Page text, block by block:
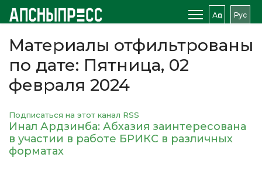
Аԥс Рус
Материалы отфильтрованы
по дате: Пятница, 02
февраля 2024
Подписаться на этот канал RSS
Инал Ардзинба: Абхазия заинтересована
в участии в работе БРИКС в различных
форматах